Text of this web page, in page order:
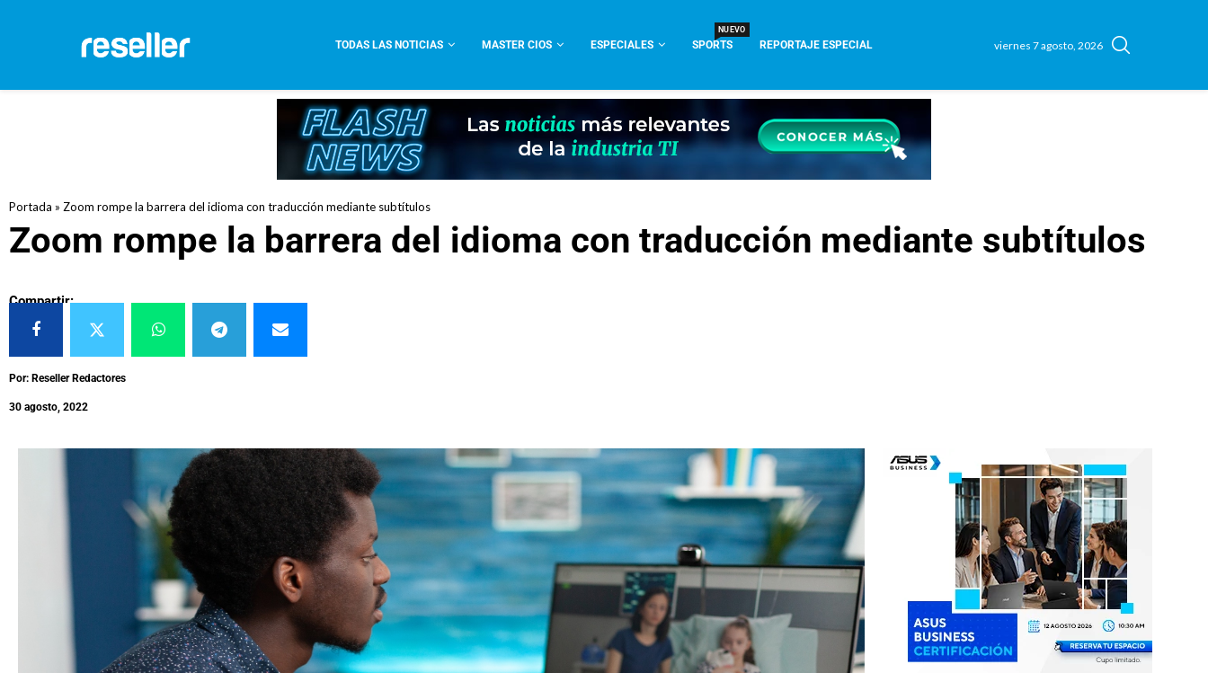
TODAS LAS NOTICIAS MASTER CIOS ESPECIALES SPORTS
NUEVO
REPORTAJE ESPECIAL viernes 7 agosto, 2026
Portada » Zoom rompe la barrera del idioma con traducción mediante subtítulos
Zoom rompe la barrera del idioma con traducción mediante subtítulos
Compartir:
Por: Reseller Redactores
30 agosto, 2022